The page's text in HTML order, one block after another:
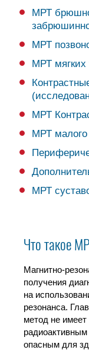
МРТ
МРТ
МРТ мягких
МРТ
МРТ малого
МРТ
Что такое
Магнитно-
получения
на
резонанса.
метод не
опасным для